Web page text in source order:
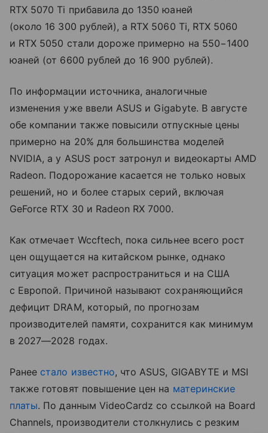
RTX 5070 Ti прибавила до 1350 юаней
(около 16 300 рублей), а RTX 5060 Ti, RTX 5060
и RTX 5050 стали дороже примерно на 550−1400
юаней (от 6600 рублей до 16 900 рублей).
По информации источника, аналогичные
изменения уже ввели ASUS и Gigabyte. В августе
обе компании также повысили отпускные цены
примерно на 20% для большинства моделей
NVIDIA, а у ASUS рост затронул и видеокарты AMD
Radeon. Подорожание касается не только новых
решений, но и более старых серий, включая
GeForce RTX 30 и Radeon RX 7000.
Как отмечает Wccftech, пока сильнее всего рост
цен ощущается на китайском рынке, однако
ситуация может распространиться и на США
с Европой. Причиной называют сохраняющийся
дефицит DRAM, который, по прогнозам
производителей памяти, сохранится как минимум
в 2027—2028 годах.
Ранее стало известно, что ASUS, GIGABYTE и MSI
также готовят повышение цен на материнские
платы. По данным VideoCardz со ссылкой на Board
Channels, производители столкнулись с резким